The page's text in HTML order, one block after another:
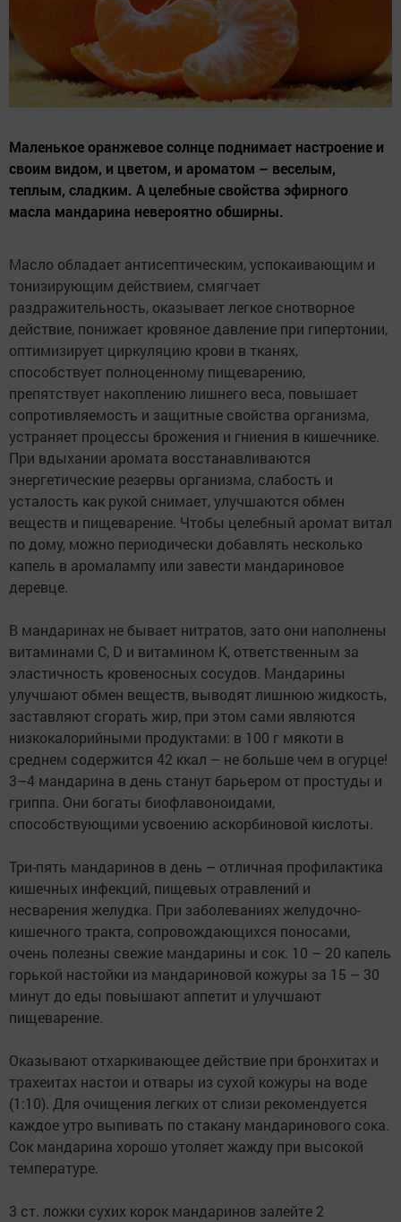
Маленькое оранжевое солнце поднимает настроение и
своим видом, и цветом, и ароматом – веселым,
теплым, сладким. А целебные свойства эфирного
масла мандарина невероятно обширны.
Масло обладает антисептическим, успокаивающим и
тонизирующим действием, смягчает
раздражительность, оказывает легкое снотворное
действие, понижает кровяное давление при гипертонии,
оптимизирует циркуляцию крови в тканях,
способствует полноценному пищеварению,
препятствует накоплению лишнего веса, повышает
сопротивляемость и защитные свойства организма,
устраняет процессы брожения и гниения в кишечнике.
При вдыхании аромата восстанавливаются
энергетические резервы организма, слабость и
усталость как рукой снимает, улучшаются обмен
веществ и пищеварение. Чтобы целебный аромат витал
по дому, можно периодически добавлять несколько
капель в аромалампу или завести мандариновое
деревце.
В мандаринах не бывает нитратов, зато они наполнены
витаминами С, D и витамином К, ответственным за
эластичность кровеносных сосудов. Мандарины
улучшают обмен веществ, выводят лишнюю жидкость,
заставляют сгорать жир, при этом сами являются
низкокалорийными продуктами: в 100 г мякоти в
среднем содержится 42 ккал – не больше чем в огурце!
3–4 мандарина в день станут барьером от простуды и
гриппа. Они богаты биофлавоноидами,
способствующими усвоению аскорбиновой кислоты.
Три-пять мандаринов в день – отличная профилактика
кишечных инфекций, пищевых отравлений и
несварения желудка. При заболеваниях желудочно-
кишечного тракта, сопровождающихся поносами,
очень полезны свежие мандарины и сок. 10 – 20 капель
горькой настойки из мандариновой кожуры за 15 – 30
минут до еды повышают аппетит и улучшают
пищеварение.
Оказывают отхаркивающее действие при бронхитах и
трахеитах настои и отвары из сухой кожуры на воде
(1:10). Для очищения легких от слизи рекомендуется
каждое утро выпивать по стакану мандаринового сока.
Сок мандарина хорошо утоляет жажду при высокой
температуре.
3 ст. ложки сухих корок мандаринов залейте 2